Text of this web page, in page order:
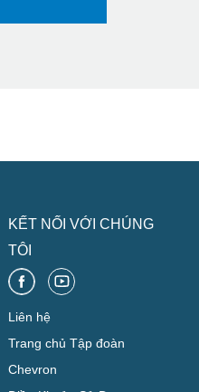
KẾT NỐI VỚI CHÚNG
TÔI
Liên hệ
Trang chủ Tập đoàn
Chevron